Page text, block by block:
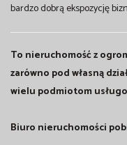
bardzo dobrą ekspozycję
To nieruchomość z
zarówno pod własną
wielu podmiotom
Biuro nieruchomości